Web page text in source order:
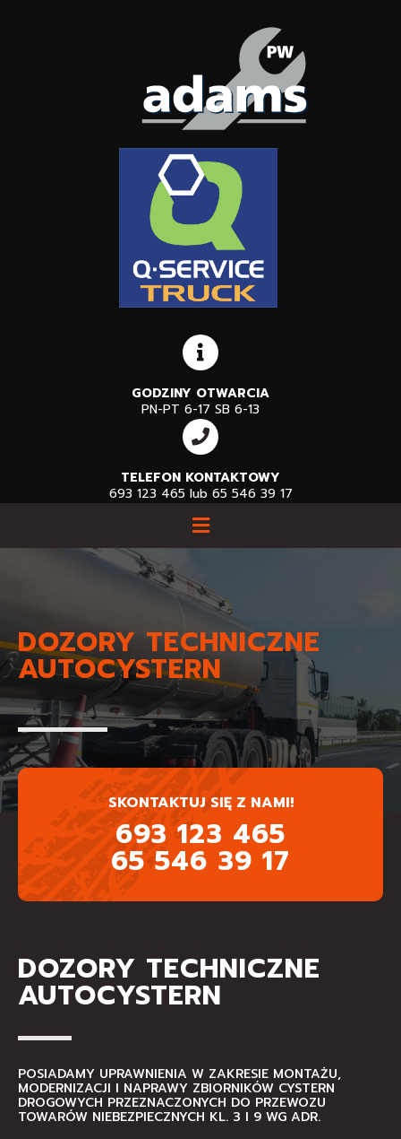
GODZINY OTWARCIA
PN-PT 6-17 SB 6-13
TELEFON KONTAKTOWY
693 123 465 lub 65 546 39 17​
DOZORY TECHNICZNE
AUTOCYSTERN
SKONTAKTUJ SIĘ Z NAMI!
693 123 465
65 546 39 17
DOZORY TECHNICZNE
AUTOCYSTERN
POSIADAMY UPRAWNIENIA W ZAKRESIE MONTAŻU,
MODERNIZACJI I NAPRAWY ZBIORNIKÓW CYSTERN
DROGOWYCH PRZEZNACZONYCH DO PRZEWOZU
TOWARÓW NIEBEZPIECZNYCH KL. 3 I 9 WG ADR.